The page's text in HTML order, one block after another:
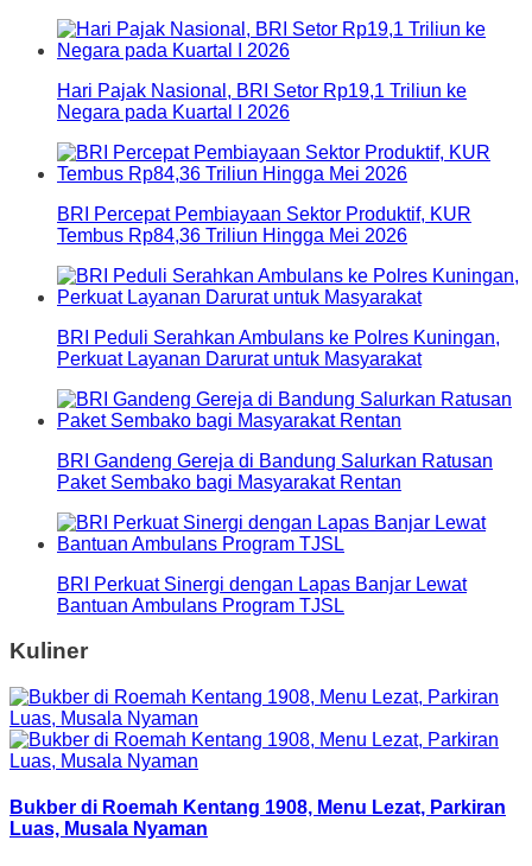
Hari Pajak Nasional, BRI Setor Rp19,1 Triliun ke
Negara pada Kuartal I 2026
BRI Percepat Pembiayaan Sektor Produktif, KUR
Tembus Rp84,36 Triliun Hingga Mei 2026
BRI Peduli Serahkan Ambulans ke Polres Kuningan,
Perkuat Layanan Darurat untuk Masyarakat
BRI Gandeng Gereja di Bandung Salurkan Ratusan
Paket Sembako bagi Masyarakat Rentan
BRI Perkuat Sinergi dengan Lapas Banjar Lewat
Bantuan Ambulans Program TJSL
Kuliner
Bukber di Roemah Kentang 1908, Menu Lezat, Parkiran
Luas, Musala Nyaman